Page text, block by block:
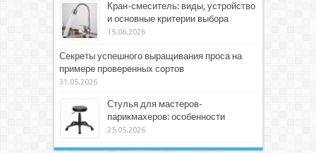
Кран-смеситель: виды, устройство
и основные критерии выбора
15.06.2026
Секреты успешного выращивания проса на
примере проверенных сортов
31.05.2026
Стулья для мастеров-
парикмахеров: особенности
25.05.2026